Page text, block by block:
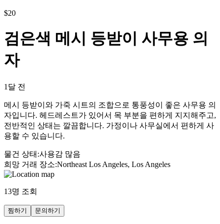
$20
검은색 메시 등받이 사무용 의
자
1달 전
메시 등받이와 가죽 시트의 조합으로 통풍성이 좋은 사무용 의
자입니다. 헤드레스트가 있어서 목 부분을 편하게 지지해주고,
전반적인 상태는 깔끔합니다. 가정이나 사무실에서 편하게 사
용할 수 있습니다.
물건 상태 :사용감 많음
희망 거래 장소:Northeast Los Angeles, Los Angeles
13명 조회
찜하기 문의하기